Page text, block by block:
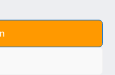
leben !
des